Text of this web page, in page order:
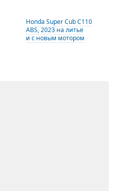
Honda Super Cub C110
ABS, 2023 на литье
и с новым мотором